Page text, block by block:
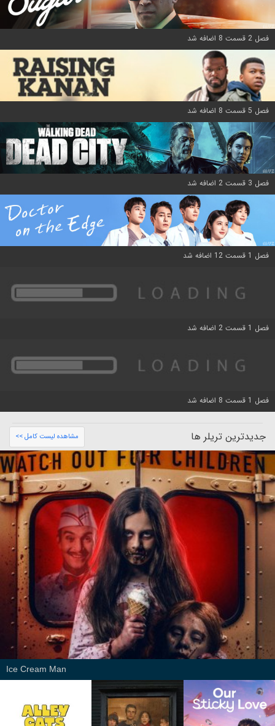
فصل 2 قسمت 8 اضافه شد
فصل 5 قسمت 8 اضافه شد
فصل 3 قسمت 2 اضافه شد
فصل 1 قسمت 12 اضافه شد
فصل 1 قسمت 2 اضافه شد
فصل 1 قسمت 8 اضافه شد
جدیدترین تریلر ها مشاهده لیست کامل >>
Ice Cream Man